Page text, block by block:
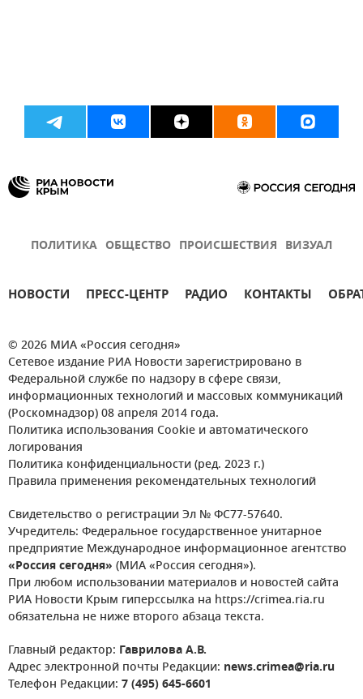
ПОЛИТИКА ОБЩЕСТВО ПРОИСШЕСТВИЯ ВИЗУАЛ
НОВОСТИ ПРЕСС-ЦЕНТР РАДИО КОНТАКТЫ
© 2026 МИА «Россия сегодня»
Сетевое издание РИА Новости зарегистрировано в
Федеральной службе по надзору в сфере связи,
информационных технологий и массовых коммуникаций
(Роскомнадзор) 08 апреля 2014 года.
Политика использования Cookie и автоматического
логирования
Политика конфиденциальности (ред. 2023 г.)
Правила применения рекомендательных технологий
Свидетельство о регистрации Эл № ФС77-57640.
Учредитель: Федеральное государственное унитарное
предприятие Международное информационное агентство
«Россия сегодня» (МИА «Россия сегодня»).
При любом использовании материалов и новостей сайта
РИА Новости Крым гиперссылка на https://crimea.ria.ru
обязательна не ниже второго абзаца текста.
Главный редактор: Гаврилова А.В.
Адрес электронной почты Редакции: news.crimea@ria.ru
Телефон Редакции: 7 (495) 645-6601